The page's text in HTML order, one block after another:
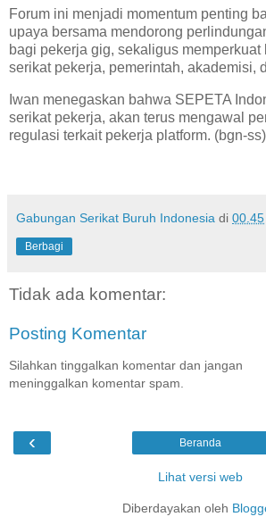
Forum ini menjadi momentum penting
upaya bersama mendorong
bagi pekerja gig, sekaligus memperkuat
serikat pekerja, pemerintah, akademisi,
Iwan menegaskan bahwa SEPETA
serikat pekerja, akan terus mengawal
regulasi terkait pekerja platform. (bgn-ss)
Gabungan Serikat Buruh Indonesia di 00.45
Berbagi
Tidak ada komentar:
Posting Komentar
Silahkan tinggalkan komentar dan jangan
meninggalkan komentar spam.
‹ Beranda
Lihat versi web
Diberdayakan oleh